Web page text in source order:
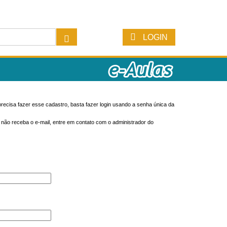
LOGIN
fazer esse cadastro, basta fazer login usando a senha única da
receba o e-mail, entre em contato com o administrador do